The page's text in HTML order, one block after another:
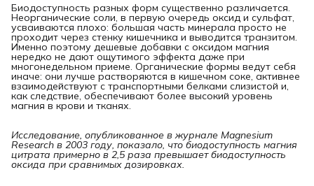
Биодоступность разных форм существенно различается.
Неорганические соли, в первую очередь оксид и сульфат,
усваиваются плохо: большая часть минерала просто не
проходит через стенку кишечника и выводится транзитом.
Именно поэтому дешевые добавки с оксидом магния
нередко не дают ощутимого эффекта даже при
многонедельном приеме. Органические формы ведут себя
иначе: они лучше растворяются в кишечном соке, активнее
взаимодействуют с транспортными белками слизистой и,
как следствие, обеспечивают более высокий уровень
магния в крови и тканях.
Исследование, опубликованное в журнале Magnesium
Research в 2003 году, показало, что биодоступность магния
цитрата примерно в 2,5 раза превышает биодоступность
оксида при сравнимых дозировках.